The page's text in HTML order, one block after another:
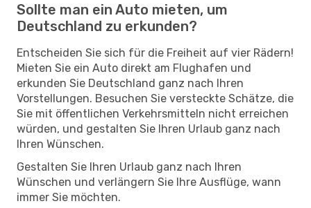
Sollte man ein Auto mieten, um
Deutschland zu erkunden?
Entscheiden Sie sich für die Freiheit auf vier Rädern!
Mieten Sie ein Auto direkt am Flughafen und
erkunden Sie Deutschland ganz nach Ihren
Vorstellungen. Besuchen Sie versteckte Schätze, die
Sie mit öffentlichen Verkehrsmitteln nicht erreichen
würden, und gestalten Sie Ihren Urlaub ganz nach
Ihren Wünschen.
Gestalten Sie Ihren Urlaub ganz nach Ihren
Wünschen und verlängern Sie Ihre Ausflüge, wann
immer Sie möchten.